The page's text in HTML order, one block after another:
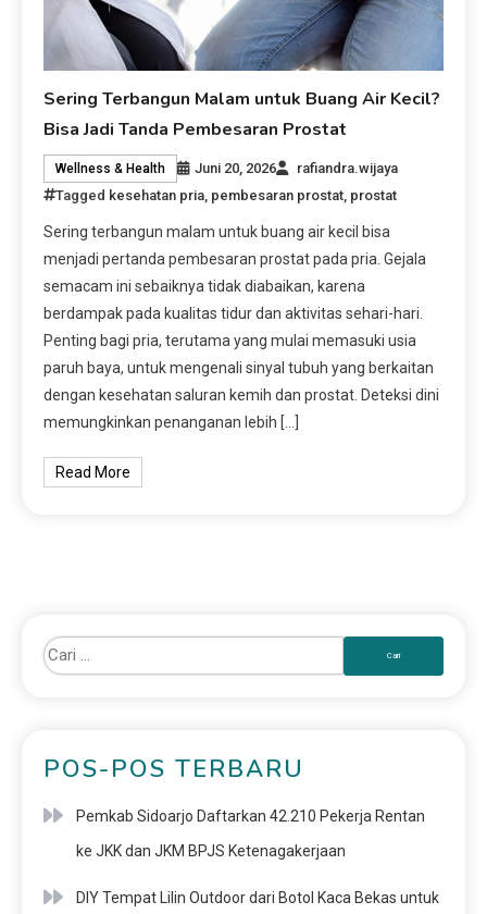
Sering Terbangun Malam untuk Buang Air Kecil?
Bisa Jadi Tanda Pembesaran Prostat
Wellness & Health Juni 20, 2026
rafiandra.wijaya
Tagged kesehatan pria pembesaran prostat prostat
Sering terbangun malam untuk buang air kecil bisa
menjadi pertanda pembesaran prostat pada pria. Gejala
semacam ini sebaiknya tidak diabaikan, karena
berdampak pada kualitas tidur dan aktivitas sehari-hari.
Penting bagi pria, terutama yang mulai memasuki usia
paruh baya, untuk mengenali sinyal tubuh yang berkaitan
dengan kesehatan saluran kemih dan prostat. Deteksi dini
memungkinkan penanganan lebih […]
Read More
POS-POS TERBARU
Pemkab Sidoarjo Daftarkan 42.210 Pekerja Rentan
ke JKK dan JKM BPJS Ketenagakerjaan
DIY Tempat Lilin Outdoor dari Botol Kaca Bekas untuk